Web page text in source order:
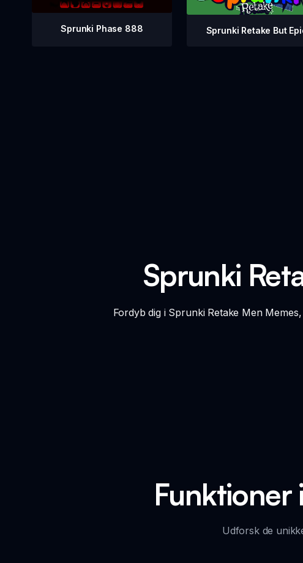
Sprunki Phase 888 Sprunki Retake But
Sprunki
Fordyb dig i Sprunki Retake Men
Funktioner
Udforsk de